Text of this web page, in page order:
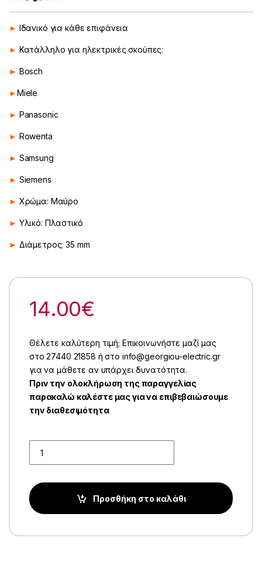
► Ιδανικό για κάθε επιφάνεια
► Κατάλληλο για ηλεκτρικές σκούπες:
► Bosch
►Miele
► Panasonic
► Rowenta
► Samsung
► Siemens
► Χρώμα: Μαύρο
► Υλικό: Πλαστικό
► Διάμετρος: 35 mm
14.00€
Θέλετε καλύτερη τιμή; Επικοινωνήστε μαζί μας
στο 27440 21858 ή στο info@georgiou-electric.gr
για να μάθετε αν υπάρχει δυνατότητα.
Πριν την ολοκλήρωση της παραγγελίας
παρακαλώ καλέστε μας για να επιβεβαιώσουμε
την διαθεσιμότητα
Προσθήκη στο καλάθι